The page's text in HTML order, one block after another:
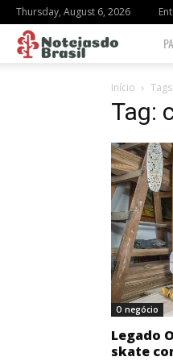
Thursday, August 6, 2026
Notciasdo
Brasil
Início Tags
Tag:
O negócio
Legado
skate